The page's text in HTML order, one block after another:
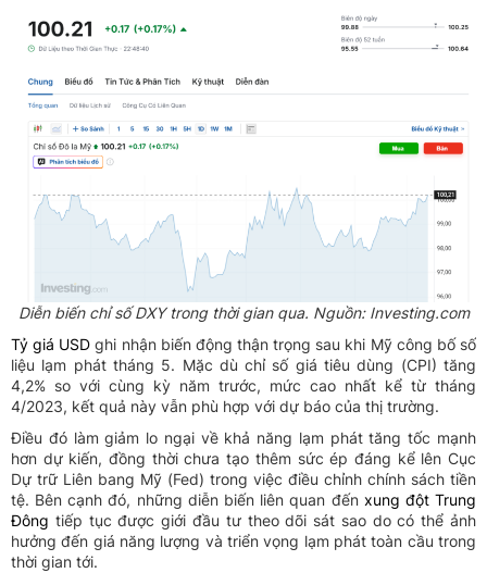
Diễn biến chỉ số DXY trong thời gian qua. Nguồn: Investing.com
Tỷ giá USD ghi nhận biến động thận trọng sau khi Mỹ công bố số
liệu lạm phát tháng 5. Mặc dù chỉ số giá tiêu dùng (CPI) tăng
4,2% so với cùng kỳ năm trước, mức cao nhất kể từ tháng
4/2023, kết quả này vẫn phù hợp với dự báo của thị trường.
Điều đó làm giảm lo ngại về khả năng lạm phát tăng tốc mạnh
hơn dự kiến, đồng thời chưa tạo thêm sức ép đáng kể lên Cục
Dự trữ Liên bang Mỹ (Fed) trong việc điều chỉnh chính sách tiền
tệ. Bên cạnh đó, những diễn biến liên quan đến xung đột Trung
Đông tiếp tục được giới đầu tư theo dõi sát sao do có thể ảnh
hưởng đến giá năng lượng và triển vọng lạm phát toàn cầu trong
thời gian tới.